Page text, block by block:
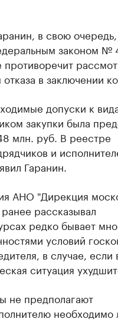
в свою
законом
противоречит
в заключении
допуски к
закупки была
млн. руб. В реестре
и
Гаранин.
АНО "Дирекция
рассказывал
редко бывает
условий
в случае, если
ситуация
не предполагают
необходимо